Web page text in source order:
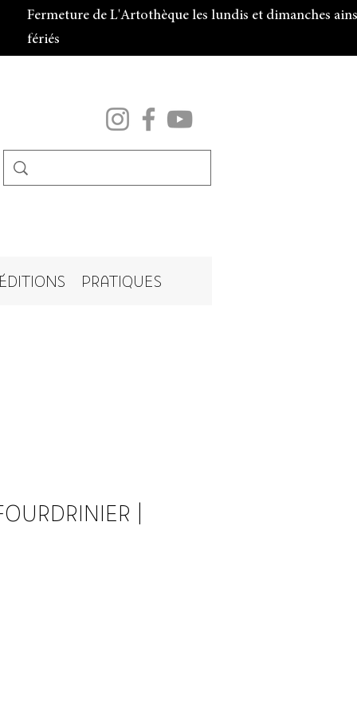
Fermeture de L'Artothèque les lundis et dimanches
fériés
ÉDITIONS PRATIQUES
|